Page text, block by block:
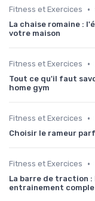
Fitness et Exercices •
La chaise romaine :
votre maison
Fitness et Exercices •
Tout ce qu'il faut
home gym
Fitness et Exercices •
Choisir le rameur
Fitness et Exercices •
La barre de traction :
entrainement